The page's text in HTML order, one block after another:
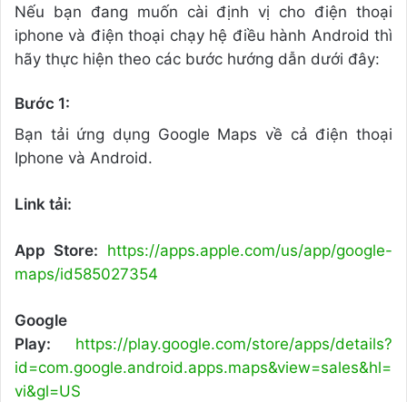
Nếu bạn đang muốn cài định vị cho điện thoại
iphone và điện thoại chạy hệ điều hành Android thì
hãy thực hiện theo các bước hướng dẫn dưới đây:
Bước 1:
Bạn tải ứng dụng Google Maps về cả điện thoại
Iphone và Android.
Link tải:
App Store: https://apps.apple.com/us/app/google-
maps/id585027354
Google
Play:
https://play.google.com/store/apps/details?
id=com.google.android.apps.maps&view=sales&hl=
vi&gl=US